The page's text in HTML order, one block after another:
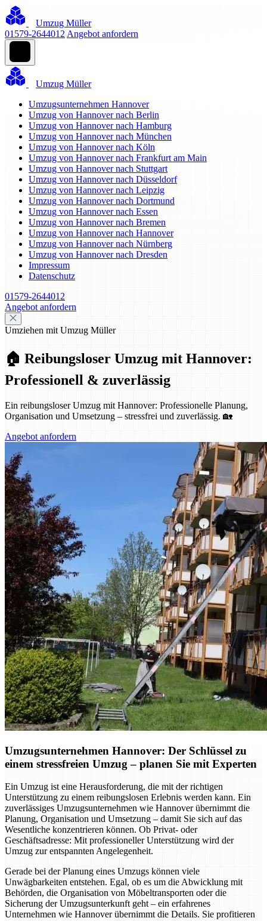
Umzug Müller
01579-2644012 Angebot anfordern
Umzug Müller
Umzugsunternehmen Hannover
Umzug von Hannover nach Berlin
Umzug von Hannover nach Hamburg
Umzug von Hannover nach München
Umzug von Hannover nach Köln
Umzug von Hannover nach Frankfurt am Main
Umzug von Hannover nach Stuttgart
Umzug von Hannover nach Düsseldorf
Umzug von Hannover nach Leipzig
Umzug von Hannover nach Dortmund
Umzug von Hannover nach Essen
Umzug von Hannover nach Bremen
Umzug von Hannover nach Hannover
Umzug von Hannover nach Nürnberg
Umzug von Hannover nach Dresden
Impressum
Datenschutz
01579-2644012
Angebot anfordern
Umziehen mit Umzug Müller
🏠 Reibungsloser Umzug mit Hannover:
Professionell & zuverlässig
Ein reibungsloser Umzug mit Hannover: Professionelle Planung,
Organisation und Umsetzung – stressfrei und zuverlässig. 🏡
Angebot anfordern
Umzugsunternehmen Hannover: Der Schlüssel zu
einem stressfreien Umzug – planen Sie mit Experten
Ein Umzug ist eine Herausforderung, die mit der richtigen
Unterstützung zu einem reibungslosen Erlebnis werden kann. Ein
zuverlässiges Umzugsunternehmen wie Hannover übernimmt die
Planung, Organisation und Umsetzung – damit Sie sich auf das
Wesentliche konzentrieren können. Ob Privat- oder
Geschäftsadresse: Mit professioneller Unterstützung wird der
Umzug zur entspannten Angelegenheit.
Gerade bei der Planung eines Umzugs können viele
Unwägbarkeiten entstehen. Egal, ob es um die Abwicklung mit
Behörden, die Organisation von Möbeltransporten oder die
Sicherung der Umzugsunterkunft geht – ein erfahrenes
Unternehmen wie Hannover übernimmt die Details. Sie profitieren